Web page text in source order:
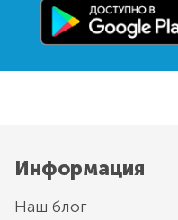
Информация
Наш блог